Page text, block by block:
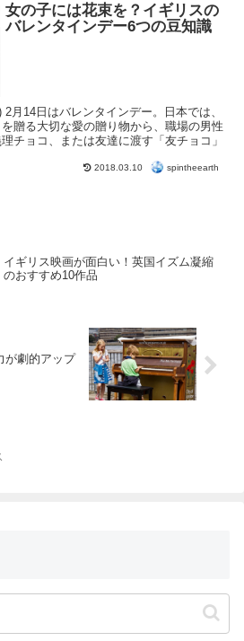
女の子には花束を？イギリスの
バレンタインデー6つの豆知識
月14日はバレンタインデー。日本では、
贈る大切な愛の贈り物から、職場の男性
チョコ、または友達に渡す「友チョコ」
2018.03.10 spintheearth
イギリス映画が面白い！英国イズム凝縮
のおすすめ10作品
が劇的アップ